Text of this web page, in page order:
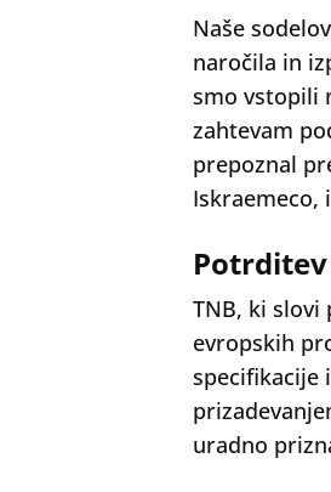
Naše
naročila in
smo vstopili
zahtevam
prepoznal
Iskraemeco,
TNB, ki
evropskih
specifikacije
uradno